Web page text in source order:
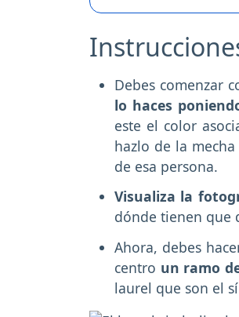
Debes comenzar
lo haces
este el color
hazlo de la
de esa persona.
Visualiza la
dónde tienen que
Ahora, debes
centro un ramo
laurel que son el